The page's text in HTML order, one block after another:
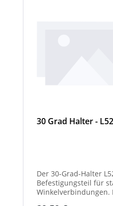
30 Grad Halter - L52
Der 30-Grad-Halter
Befestigungsteil für
Winkelverbindungen.